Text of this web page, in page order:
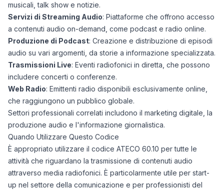
musicali, talk show e notizie.
Servizi di Streaming Audio: Piattaforme che offrono accesso
a contenuti audio on-demand, come podcast e radio online.
Produzione di Podcast: Creazione e distribuzione di episodi
audio su vari argomenti, da storie a informazione specializzata.
Trasmissioni Live: Eventi radiofonici in diretta, che possono
includere concerti o conferenze.
Web Radio: Emittenti radio disponibili esclusivamente online,
che raggiungono un pubblico globale.
Settori professionali correlati includono il marketing digitale, la
produzione audio e l'informazione giornalistica.
Quando Utilizzare Questo Codice
È appropriato utilizzare il codice ATECO 60.10 per tutte le
attività che riguardano la trasmissione di contenuti audio
attraverso media radiofonici. È particolarmente utile per start-
up nel settore della comunicazione e per professionisti del